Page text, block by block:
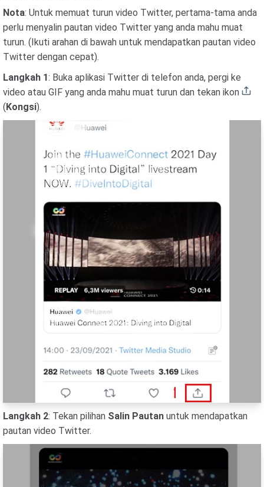
Nota: Untuk memuat turun video Twitter, pertama-tama anda
perlu menyalin pautan video Twitter yang anda mahu muat
turun. (Ikuti arahan di bawah untuk mendapatkan pautan video
Twitter dengan cepat).
Langkah 1: Buka aplikasi Twitter di telefon anda, pergi ke
video atau GIF yang anda mahu muat turun dan tekan ikon
(Kongsi).
Langkah 2: Tekan pilihan Salin Pautan untuk mendapatkan
pautan video Twitter.